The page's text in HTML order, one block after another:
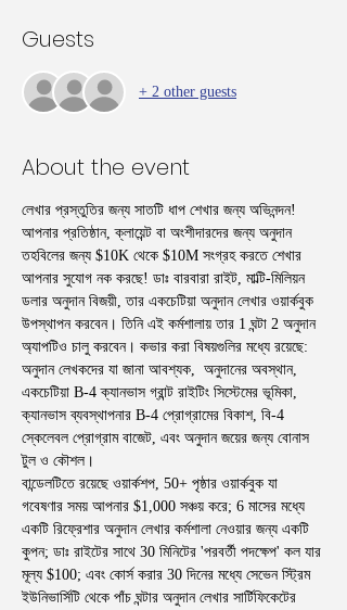
Guests
+ 2 other guests
About the event
লেখার প্রস্তুতির জন্য সাতটি ধাপ শেখার জন্য অভিনন্দন!
আপনার প্রতিষ্ঠান, ক্লায়েন্ট বা অংশীদারদের জন্য অনুদান
তহবিলের জন্য $10K থেকে $10M সংগ্রহ করতে শেখার
আপনার সুযোগ নক করছে! ডাঃ বারবারা রাইট, মাল্টি-মিলিয়ন
ডলার অনুদান বিজয়ী, তার একচেটিয়া অনুদান লেখার ওয়ার্কবুক
উপস্থাপন করবেন। তিনি এই কর্মশালায় তার 1 ঘন্টা 2 অনুদান
অ্যাপটিও চালু করবেন। কভার করা বিষয়গুলির মধ্যে রয়েছে:
অনুদান লেখকদের যা জানা আবশ্যক,  অনুদানের অবস্থান,
একচেটিয়া B-4 ক্যানভাস গ্রান্ট রাইটিং সিস্টেমের ভূমিকা,
ক্যানভাস ব্যবস্থাপনার B-4 প্রোগ্রামের বিকাশ, বি-4
স্কেলেবল প্রোগ্রাম বাজেট, এবং অনুদান জয়ের জন্য বোনাস
টুল ও কৌশল।
বান্ডেলটিতে রয়েছে ওয়ার্কশপ, 50+ পৃষ্ঠার ওয়ার্কবুক যা
গবেষণার সময় আপনার $1,000 সঞ্চয় করে; 6 মাসের মধ্যে
একটি রিফ্রেশার অনুদান লেখার কর্মশালা নেওয়ার জন্য একটি
কুপন; ডাঃ রাইটের সাথে 30 মিনিটের 'পরবর্তী পদক্ষেপ' কল যার
মূল্য $100; এবং কোর্স করার 30 দিনের মধ্যে সেভেন স্ট্রিম
ইউনিভার্সিটি থেকে পাঁচ ঘন্টার অনুদান লেখার সার্টিফিকেটের